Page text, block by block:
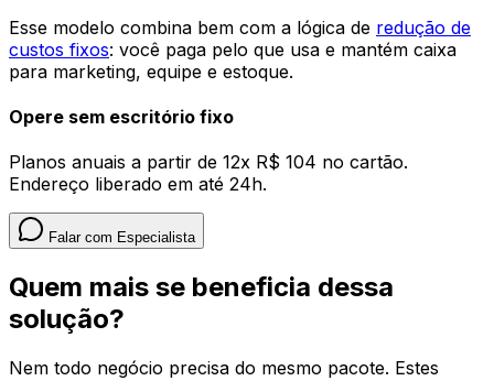
Esse modelo combina bem com a lógica de redução de
custos fixos: você paga pelo que usa e mantém caixa
para marketing, equipe e estoque.
Opere sem escritório fixo
Planos anuais a partir de 12x R$ 104 no cartão.
Endereço liberado em até 24h.
Falar com Especialista
Quem mais se beneficia dessa
solução?
Nem todo negócio precisa do mesmo pacote. Estes